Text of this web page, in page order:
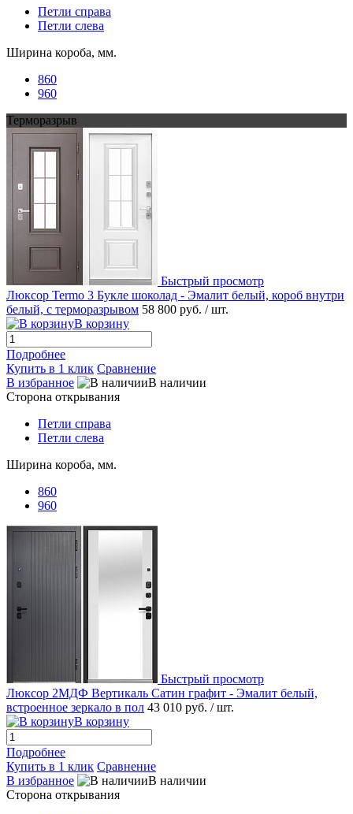
Петли справа
Петли слева
Ширина короба, мм.
860
960
Терморазрыв
Быстрый просмотр
Люксор Termo 3 Букле шоколад - Эмалит белый, короб внутри
белый, с терморазрывом 58 800 руб. / шт.
В корзину
Подробнее
Купить в 1 клик Сравнение
В избранное
В наличии
Сторона открывания
Петли справа
Петли слева
Ширина короба, мм.
860
960
Быстрый просмотр
Люксор 2МДФ Вертикаль Сатин графит - Эмалит белый,
встроенное зеркало в пол 43 010 руб. / шт.
В корзину
Подробнее
Купить в 1 клик Сравнение
В избранное
В наличии
Сторона открывания